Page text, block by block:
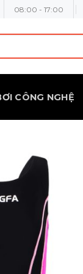
08:00 - 17:00
CÔNG NGHỆ